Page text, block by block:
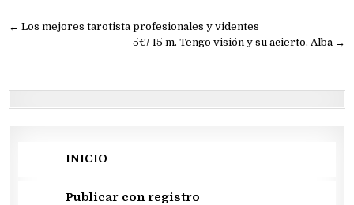
Navegación
← Los mejores tarotista profesionales y videntes
5€/ 15 m. Tengo visión y su acierto. Alba →
INICIO
Publicar con registro